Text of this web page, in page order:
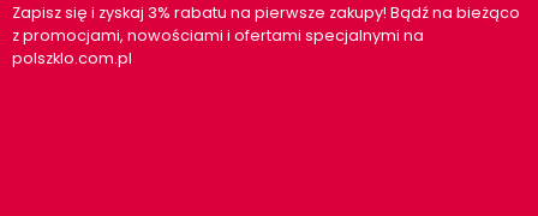
Zapisz się i zyskaj 3% rabatu na pierwsze zakupy! Bądź na bieżąco
z promocjami, nowościami i ofertami specjalnymi na
polszklo.com.pl